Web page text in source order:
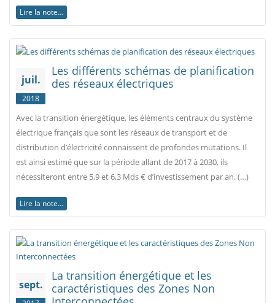
Lire la note...
juil.
2018
Les différents schémas de planification
des réseaux électriques
Avec la transition énergétique, les éléments centraux du système
électrique français que sont les réseaux de transport et de
distribution d’électricité connaissent de profondes mutations. Il
est ainsi estimé que sur la période allant de 2017 à 2030, ils
nécessiteront entre 5,9 et 6,3 Mds € d’investissement par an. (…)
Lire la note...
sept.
La transition énergétique et les
caractéristiques des Zones Non